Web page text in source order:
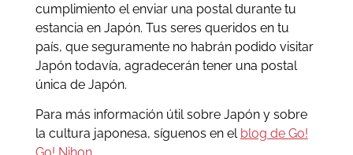
cumplimiento el enviar una postal durante tu
estancia en Japón. Tus seres queridos en tu
país, que seguramente no habrán podido visitar
Japón todavía, agradecerán tener una postal
única de Japón.
Para más información útil sobre Japón y sobre
la cultura japonesa, síguenos en el blog de Go!